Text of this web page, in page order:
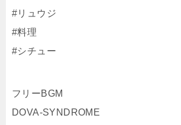
#リュウジ
#料理
#シチュー
フリーBGM
DOVA-SYNDROME